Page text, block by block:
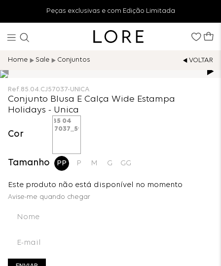
Peças exclusivas e com Edição Limitada
Sale Conjuntos
Ref.85.04.CJ57037-UNICA
Conjunto Blusa E Calça Wide Estampa
Holidays - Unica
Cor
Tamanho PP P M G GG
Este produto não está disponível no momento